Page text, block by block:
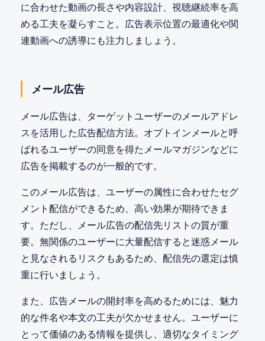
に合わせた動画の長さや内容設計、視聴継続率を高
める工夫を凝らすこと。広告表示位置の最適化や関
連動画への誘導にも注力しましょう。
メール広告
メール広告は、ターゲットユーザーのメールアドレ
スを活用した広告配信方法。オプトインメールと呼
ばれるユーザーの同意を得たメールマガジンなどに
広告を掲載するのが一般的です。
このメール広告は、ユーザーの属性に合わせたセグ
メント配信ができるため、高い効果が期待できま
す。ただし、メール広告の配信先リストの質が重
要。無関係のユーザーに大量配信すると迷惑メール
と見なされるリスクもあるため、配信先の選定は慎
重に行いましょう。
また、広告メールの開封率を高めるためには、魅力
的な件名や本文の工夫が欠かせません。ユーザーに
とって価値のある情報を提供し、適切なタイミング